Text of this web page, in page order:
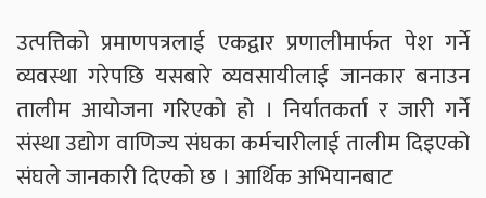
उत्पत्तिको प्रमाणपत्रलाई एकद्वार प्रणालीमार्फत पेश गर्ने
व्यवस्था गरेपछि यसबारे व्यवसायीलाई जानकार बनाउन
तालीम आयोजना गरिएको हो । निर्यातकर्ता र जारी गर्ने
संस्था उद्योग वाणिज्य संघका कर्मचारीलाई तालीम दिइएको
संघले जानकारी दिएको छ । आर्थिक अभियानबाट